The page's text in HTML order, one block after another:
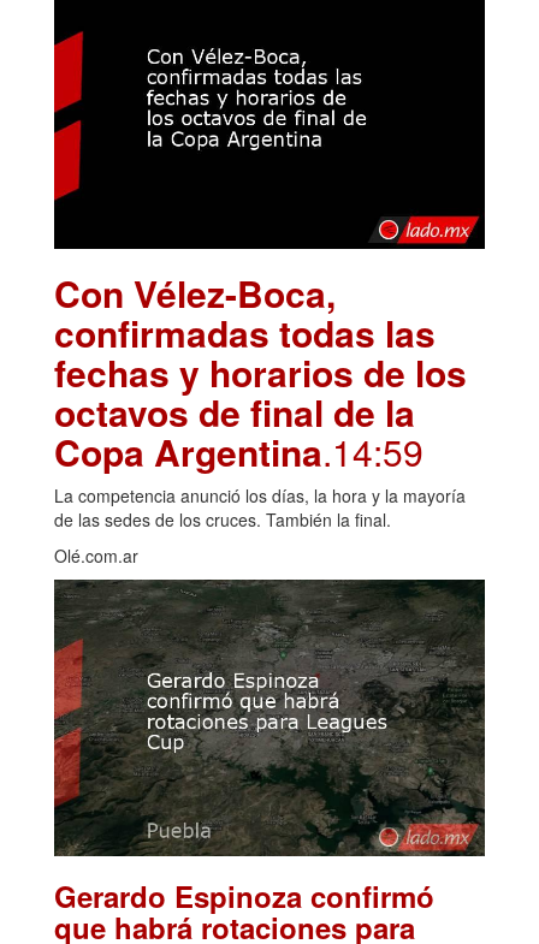
Con Vélez-Boca,
confirmadas todas las
fechas y horarios de los
octavos de final de la
Copa Argentina.14:59
La competencia anunció los días, la hora y la mayoría
de las sedes de los cruces. También la final.
Olé.com.ar
Gerardo Espinoza confirmó
que habrá rotaciones para